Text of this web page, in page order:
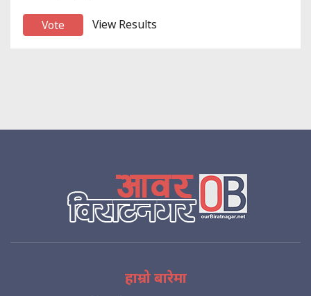
View Results
हाम्रो बारेमा